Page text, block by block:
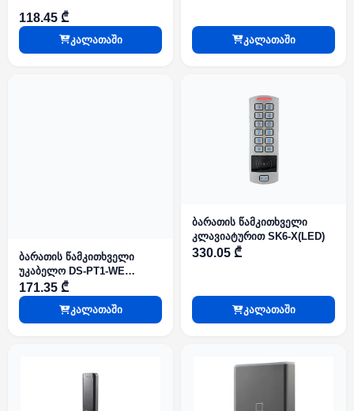
118.45 ₾
კალათაში კალათაში
ბარათის წამკითხველი
უკაბელო DS-PT1-WE
868MHz AX PRO Series
171.35 ₾
კალათაში
ბარათის წამკითხველი
კლავიატურით SK6-X(LED)
330.05 ₾
კალათაში